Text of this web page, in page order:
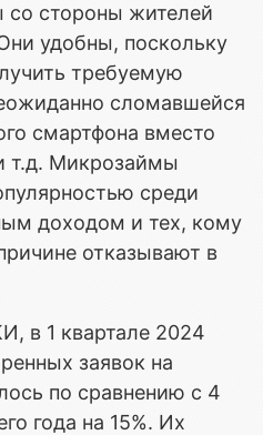
стороны жителей
удобны, поскольку
требуемую
сломавшейся
смартфона вместо
т.д. Микрозаймы
среди
доходом и тех, кому
отказывают в
в 1 квартале 2024
заявок на
по сравнению с 4
года на 15%. Их